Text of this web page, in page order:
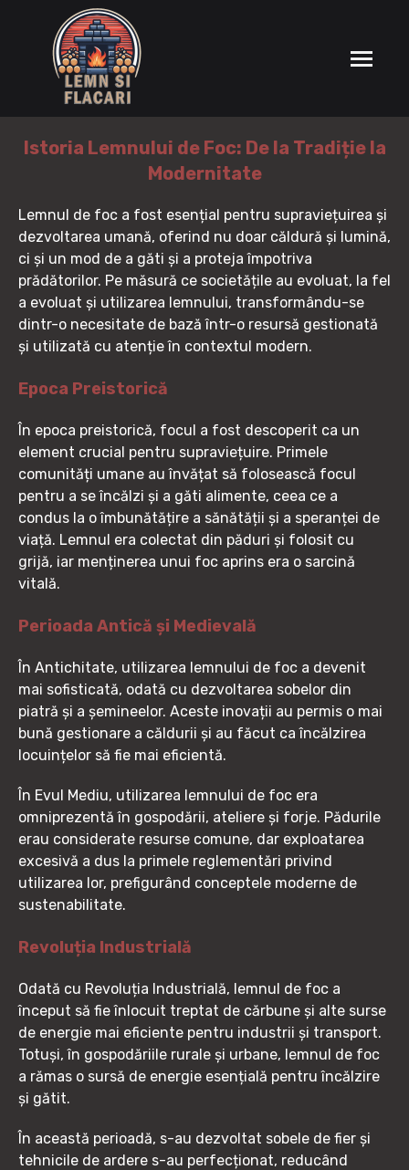
Istoria Lemnului de Foc: De la Tradiție la
Modernitate
Lemnul de foc a fost esențial pentru supraviețuirea și
dezvoltarea umană, oferind nu doar căldură și lumină,
ci și un mod de a găti și a proteja împotriva
prădătorilor. Pe măsură ce societățile au evoluat, la fel
a evoluat și utilizarea lemnului, transformându-se
dintr-o necesitate de bază într-o resursă gestionată
și utilizată cu atenție în contextul modern.
Epoca Preistorică
În epoca preistorică, focul a fost descoperit ca un
element crucial pentru supraviețuire. Primele
comunități umane au învățat să folosească focul
pentru a se încălzi și a găti alimente, ceea ce a
condus la o îmbunătățire a sănătății și a speranței de
viață. Lemnul era colectat din păduri și folosit cu
grijă, iar menținerea unui foc aprins era o sarcină
vitală.
Perioada Antică și Medievală
În Antichitate, utilizarea lemnului de foc a devenit
mai sofisticată, odată cu dezvoltarea sobelor din
piatră și a șemineelor. Aceste inovații au permis o mai
bună gestionare a căldurii și au făcut ca încălzirea
locuințelor să fie mai eficientă.
În Evul Mediu, utilizarea lemnului de foc era
omniprezentă în gospodării, ateliere și forje. Pădurile
erau considerate resurse comune, dar exploatarea
excesivă a dus la primele reglementări privind
utilizarea lor, prefigurând conceptele moderne de
sustenabilitate.
Revoluția Industrială
Odată cu Revoluția Industrială, lemnul de foc a
început să fie înlocuit treptat de cărbune și alte surse
de energie mai eficiente pentru industrii și transport.
Totuși, în gospodăriile rurale și urbane, lemnul de foc
a rămas o sursă de energie esențială pentru încălzire
și gătit.
În această perioadă, s-au dezvoltat sobele de fier și
tehnicile de ardere s-au perfecționat, reducând